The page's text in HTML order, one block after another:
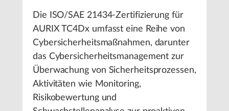
Die ISO/SAE 21434-Zertifizierung für
AURIX TC4Dx umfasst eine Reihe von
Cybersicherheitsmaßnahmen, darunter
das Cybersicherheitsmanagement zur
Überwachung von Sicherheitsprozessen,
Aktivitäten wie Monitoring,
Risikobewertung und